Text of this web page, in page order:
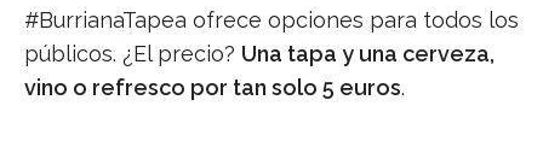
#BurrianaTapea ofrece opciones para todos los
públicos. ¿El precio? Una tapa y una cerveza,
vino o refresco por tan solo 5 euros.